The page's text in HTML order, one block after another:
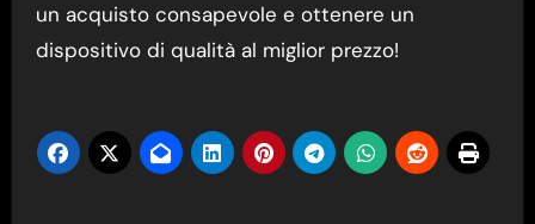
un acquisto consapevole e ottenere un
dispositivo di qualità al miglior prezzo!